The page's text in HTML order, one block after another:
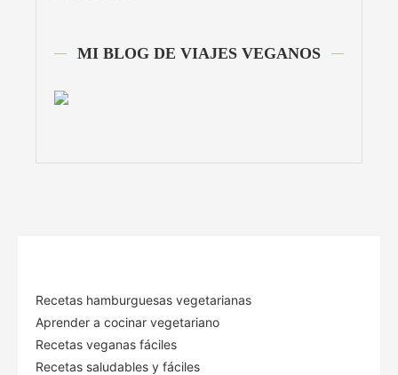
MI BLOG DE VIAJES VEGANOS
Recetas hamburguesas vegetarianas
Aprender a cocinar vegetariano
Recetas veganas fáciles
Recetas saludables y fáciles